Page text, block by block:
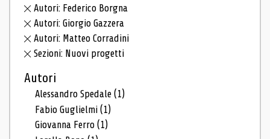
Autori: Federico Borgna
Autori: Giorgio Gazzera
Autori: Matteo Corradini
Sezioni: Nuovi progetti
Autori
Alessandro Spedale(1)
Fabio Guglielmi(1)
Giovanna Ferro(1)